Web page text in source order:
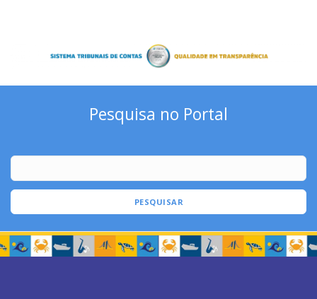
Pesquisa no Portal
PESQUISAR